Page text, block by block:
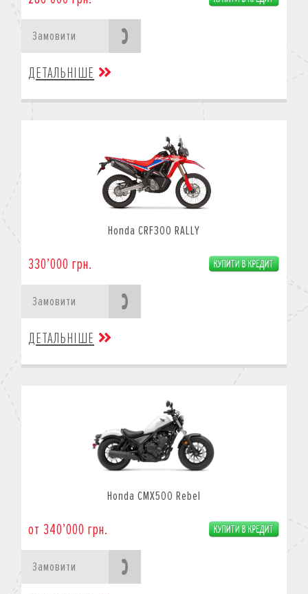
Замовити
ДЕТАЛЬНІШЕ
Honda CRF300 RALLY
330’000 грн.
Замовити
ДЕТАЛЬНІШЕ
Honda CMX500 Rebel
от 340’000 грн.
Замовити